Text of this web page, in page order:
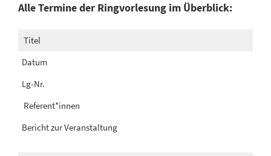
Alle Termine der Ringvorlesung im Überblick:
Titel
Datum
Lg-Nr.
Referent*innen
Bericht zur Veranstaltung